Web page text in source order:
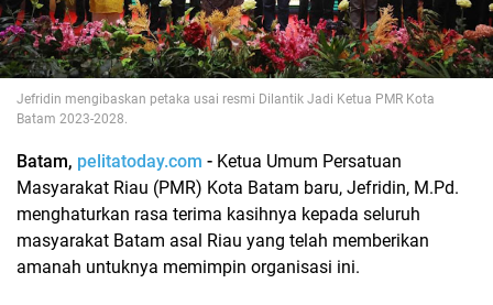
Jefridin mengibaskan petaka usai resmi Dilantik Jadi Ketua PMR Kota
Batam 2023-2028.
Batam, pelitatoday.com - Ketua Umum Persatuan
Masyarakat Riau (PMR) Kota Batam baru, Jefridin, M.Pd.
menghaturkan rasa terima kasihnya kepada seluruh
masyarakat Batam asal Riau yang telah memberikan
amanah untuknya memimpin organisasi ini.